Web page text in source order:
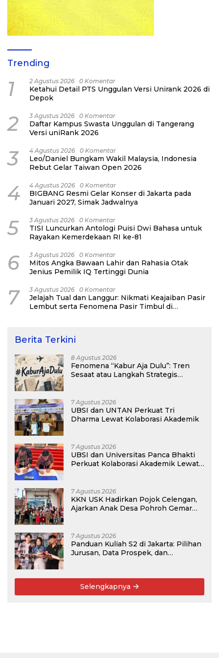
Trending
1 2 Agustus 2026 0 Komentar
Ketahui Detail PTS Unggulan Versi Unirank 2026 di
Depok
2 3 Agustus 2026 0 Komentar
Daftar Kampus Swasta Unggulan di Tangerang
Versi uniRank 2026
3 4 Agustus 2026 0 Komentar
Leo/Daniel Bungkam Wakil Malaysia, Indonesia
Rebut Gelar Taiwan Open 2026
4 4 Agustus 2026 0 Komentar
BIGBANG Resmi Gelar Konser di Jakarta pada
Januari 2027, Simak Jadwalnya
5 3 Agustus 2026 0 Komentar
TISI Luncurkan Antologi Puisi Dwi Bahasa untuk
Rayakan Kemerdekaan RI ke-81
6 3 Agustus 2026 0 Komentar
Mitos Angka Bawaan Lahir dan Rahasia Otak
Jenius Pemilik IQ Tertinggi Dunia
7 3 Agustus 2026 0 Komentar
Jelajah Tual dan Langgur: Nikmati Keajaiban Pasir
Lembut serta Fenomena Pasir Timbul di
Berita Terkini
8 Agustus 2026
Fenomena “Kabur Aja Dulu”: Tren
Sesaat atau Langkah Strategis
7 Agustus 2026
UBSI dan UNTAN Perkuat Tri
Dharma Lewat Kolaborasi Akademik
7 Agustus 2026
UBSI dan Universitas Panca Bhakti
Perkuat Kolaborasi Akademik Lewat
7 Agustus 2026
KKN USK Hadirkan Pojok Celengan,
Ajarkan Anak Desa Pohroh Gemar
7 Agustus 2026
Panduan Kuliah S2 di Jakarta: Pilihan
Jurusan, Data Prospek, dan
Selengkapnya